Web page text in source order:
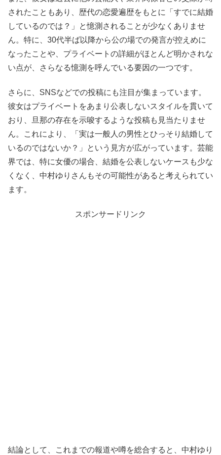
されたこともあり、歴代の恋愛遍歴をもとに「すでに結婚
しているのでは？」と憶測されることが少なくありませ
ん。特に、30代半ば以降から公の場での発言が控えめに
なったことや、プライベートの詳細がほとんど明かされな
い点が、さらなる憶測を呼んでいる要因の一つです。
さらに、SNSなどでの投稿にも注目が集まっています。
彼女はプライベートをあまり公表しないスタイルを貫いて
おり、旦那の存在を示唆するような投稿も見当たりませ
ん。これにより、「実は一般人の男性とひっそり結婚して
いるのではないか？」という見方が広がっています。芸能
界では、特に女優の場合、結婚を公表しないケースも少な
くなく、中村ゆりさんもその可能性があると考えられてい
ます。
スポンサードリンク
結論として、これまでの報道や噂を総合すると、中村ゆり